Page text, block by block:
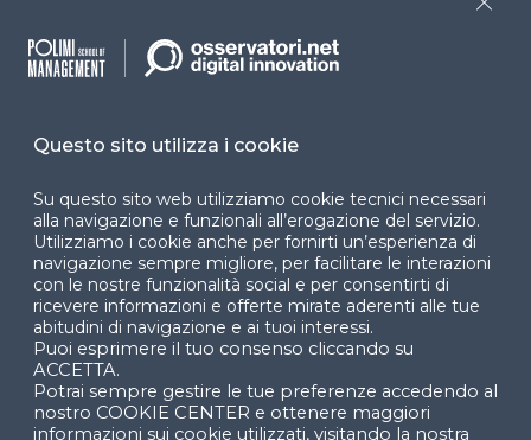
Facebook LinkedIn
© 2024 Copyright © Politecnico di Milano Dipartimento
di Ingegneria Gestionale
Questo sito utilizza i cookie
Su questo sito web utilizziamo cookie tecnici necessari
alla navigazione e funzionali all’erogazione del servizio.
Utilizziamo i cookie anche per fornirti un’esperienza di
navigazione sempre migliore, per facilitare le interazioni
con le nostre funzionalità social e per consentirti di
ricevere informazioni e offerte mirate aderenti alle tue
abitudini di navigazione e ai tuoi interessi.
Puoi esprimere il tuo consenso cliccando su
ACCETTA.
Potrai sempre gestire le tue preferenze accedendo al
nostro COOKIE CENTER e ottenere maggiori
informazioni sui cookie utilizzati, visitando la nostra